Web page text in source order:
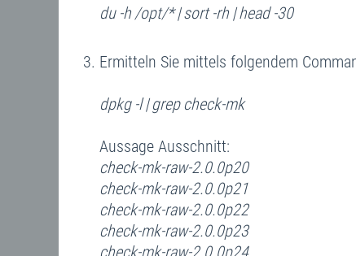
du -h /opt/* | sort -rh | head -30
Ermitteln Sie mittels folgendem
dpkg -l | grep check-mk
Aussage Ausschnitt:
check-mk-raw-2.0.0p20
check-mk-raw-2.0.0p21
check-mk-raw-2.0.0p22
check-mk-raw-2.0.0p23